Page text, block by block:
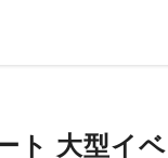
ト 大型イ